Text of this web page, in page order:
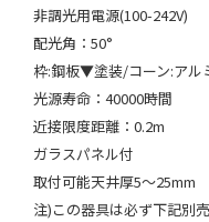
非調光用電源(100-242V)
配光角：50°
枠:鋼板▼塗装/コーン:ア
光源寿命：40000時間
近接限度距離：0.2m
ガラスパネル付
取付可能天井厚5～25mm
注)この器具は必ず下記別